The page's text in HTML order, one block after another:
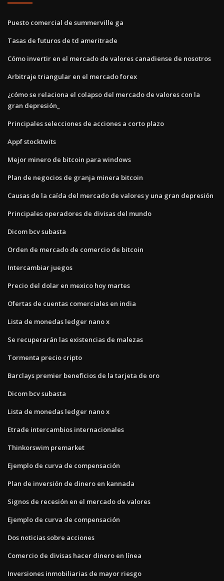
Puesto comercial de summerville ga
Tasas de futuros de td ameritrade
Cómo invertir en el mercado de valores canadiense de nosotros
Arbitraje triangular en el mercado forex
¿cómo se relaciona el colapso del mercado de valores con la
gran depresión_
Principales selecciones de acciones a corto plazo
Appf stocktwits
Mejor minero de bitcoin para windows
Plan de negocios de granja minera bitcoin
Causas de la caída del mercado de valores y una gran depresión
Principales operadores de divisas del mundo
Dicom bcv subasta
Orden de mercado de comercio de bitcoin
Intercambiar juegos
Precio del dolar en mexico hoy martes
Ofertas de cuentas comerciales en india
Lista de monedas ledger nano x
Se recuperarán las existencias de malezas
Tormenta precio cripto
Barclays premier beneficios de la tarjeta de oro
Dicom bcv subasta
Lista de monedas ledger nano x
Etrade intercambios internacionales
Thinkorswim premarket
Ejemplo de curva de compensación
Plan de inversión de dinero en kannada
Signos de recesión en el mercado de valores
Ejemplo de curva de compensación
Dos noticias sobre acciones
Comercio de divisas hacer dinero en línea
Inversiones inmobiliarias de mayor riesgo